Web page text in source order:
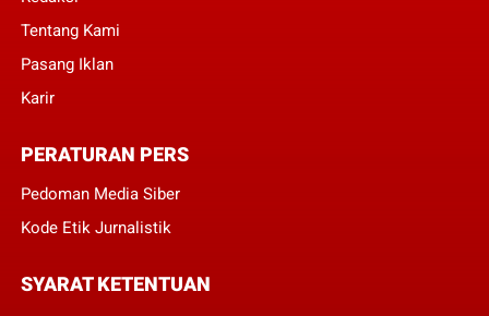
Tentang Kami
Pasang Iklan
Karir
PERATURAN PERS
Pedoman Media Siber
Kode Etik Jurnalistik
SYARAT KETENTUAN